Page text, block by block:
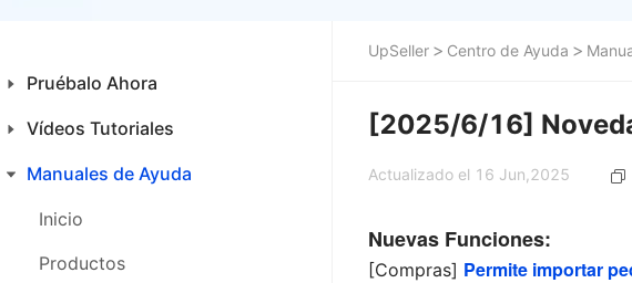
Pruébalo Ahora
Guía para Principiantes
Primeros Pasos
Funcionalidades Especiales
Vídeos Tutoriales
Inicio
Productos
Ventas
Manuales de Ayuda
Inicio
Productos
UpSeller Centro de Ayuda
[2025/6/16]
Actualizado el 16 Jun,2025
Nuevas Funciones:
[Compras] Permite importar